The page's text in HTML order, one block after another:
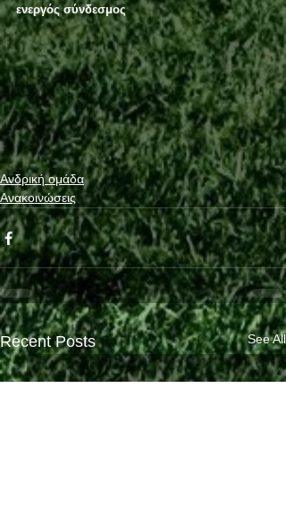
ενεργός σύνδεσμος
Ανδρική ομάδα
Ανακοινώσεις
Recent Posts See All